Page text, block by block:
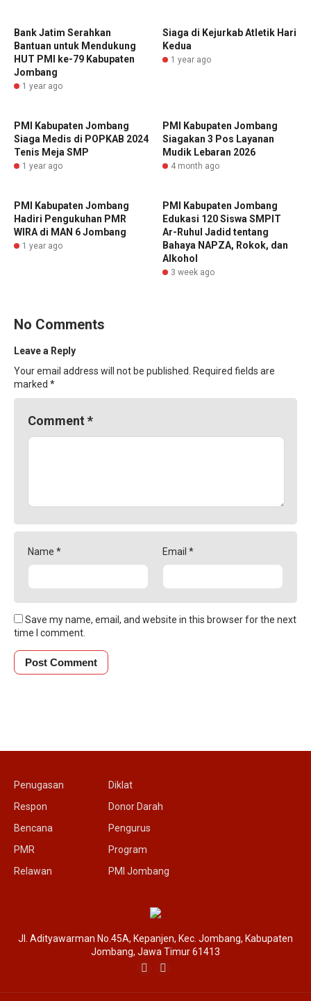
Bank Jatim Serahkan
Bantuan untuk Mendukung
HUT PMI ke-79 Kabupaten
Jombang
1 year ago
Siaga di Kejurkab Atletik Hari
Kedua
1 year ago
PMI Kabupaten Jombang
Siaga Medis di POPKAB 2024
Tenis Meja SMP
1 year ago
PMI Kabupaten Jombang
Siagakan 3 Pos Layanan
Mudik Lebaran 2026
4 month ago
PMI Kabupaten Jombang
Hadiri Pengukuhan PMR
WIRA di MAN 6 Jombang
1 year ago
PMI Kabupaten Jombang
Edukasi 120 Siswa SMPIT
Ar-Ruhul Jadid tentang
Bahaya NAPZA, Rokok, dan
Alkohol
3 week ago
No Comments
Leave a Reply
Your email address will not be published.
Required fields are
marked *
Comment *
Name * Email *
Save my name, email, and website in this browser for the next
time I comment.
Penugasan
Respon
Bencana
PMR
Relawan
Diklat
Donor Darah
Pengurus
Program
PMI Jombang
Jl. Adityawarman No.45A, Kepanjen, Kec. Jombang, Kabupaten
Jombang, Jawa Timur 61413